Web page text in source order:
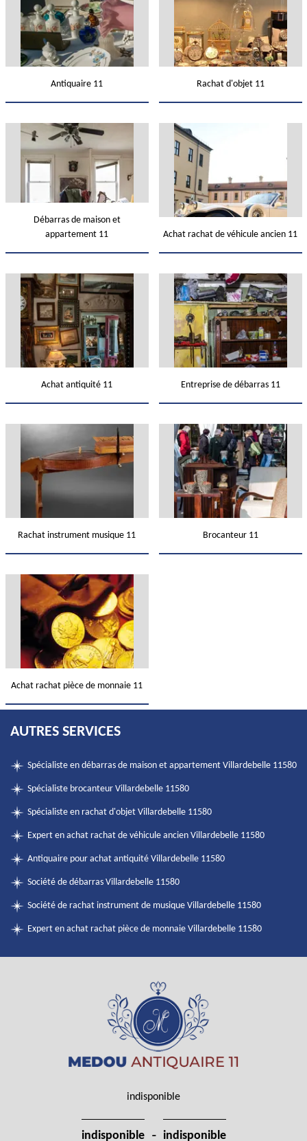
Antiquaire 11 Rachat d'objet 11
Débarras de maison et
appartement 11
Achat rachat de véhicule ancien 11
Achat antiquité 11 Entreprise de débarras 11
Rachat instrument musique 11 Brocanteur 11
Achat rachat pièce de monnaie 11
AUTRES SERVICES
Spécialiste en débarras de maison et appartement Villardebelle 11580
Spécialiste brocanteur Villardebelle 11580
Spécialiste en rachat d'objet Villardebelle 11580
Expert en achat rachat de véhicule ancien Villardebelle 11580
Antiquaire pour achat antiquité Villardebelle 11580
Société de débarras Villardebelle 11580
Société de rachat instrument de musique Villardebelle 11580
Expert en achat rachat pièce de monnaie Villardebelle 11580
indisponible
indisponible - indisponible